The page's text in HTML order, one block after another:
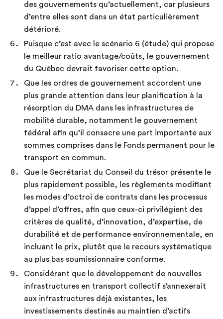
des gouvernements qu’actuellement, car plusieurs
d’entre elles sont dans un état particulièrement
détérioré.
Puisque c’est avec le scénario 6 (étude) qui propose
le meilleur ratio avantage/coûts, le gouvernement
du Québec devrait favoriser cette option.
Que les ordres de gouvernement accordent une
plus grande attention dans leur planification à la
résorption du DMA dans les infrastructures de
mobilité durable, notamment le gouvernement
fédéral afin qu’il consacre une part importante aux
sommes comprises dans le Fonds permanent pour le
transport en commun.
Que le Secrétariat du Conseil du trésor présente le
plus rapidement possible, les règlements modifiant
les modes d’octroi de contrats dans les processus
d’appel d’offres, afin que ceux-ci privilégient des
critères de qualité, d’innovation, d’expertise, de
durabilité et de performance environnementale, en
incluant le prix, plutôt que le recours systématique
au plus bas soumissionnaire conforme.
Considérant que le développement de nouvelles
infrastructures en transport collectif s’annexerait
aux infrastructures déjà existantes, les
investissements destinés au maintien d’actifs